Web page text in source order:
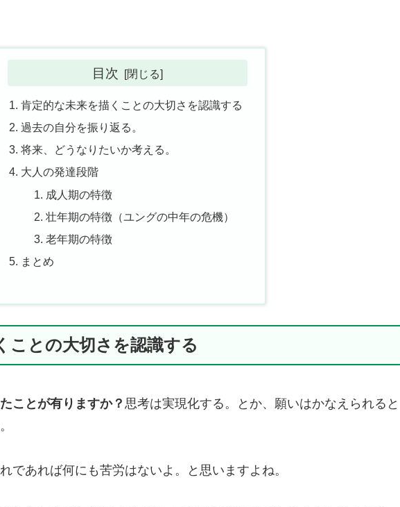
目次
肯定的な未来を描くことの大切さを認識する
過去の自分を振り返る。
将来、どうなりたいか考える。
大人の発達段階
成人期の特徴
壮年期の特徴（ユングの中年の危機）
老年期の特徴
まとめ
ことの大切さを認識する
ことが有りますか？ 思考は実現化する。とか、願いはかなえられると
であれば何にも苦労はないよ。と思いますよね。